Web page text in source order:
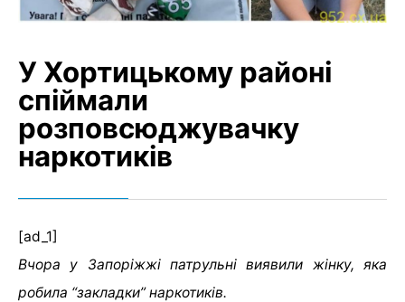
У Хортицькому районі
спіймали
розповсюджувачку
наркотиків
[ad_1]
Вчора у Запоріжжі патрульні виявили жінку, яка
робила “закладки” наркотиків.